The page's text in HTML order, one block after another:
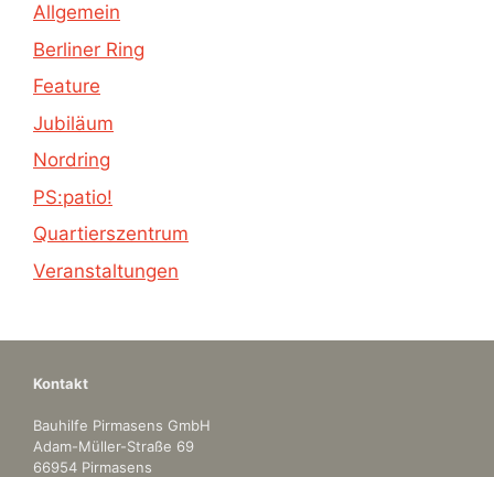
Allgemein
Berliner Ring
Feature
Jubiläum
Nordring
PS:patio!
Quartierszentrum
Veranstaltungen
Kontakt
Bauhilfe Pirmasens GmbH
Adam-Müller-Straße 69
66954 Pirmasens